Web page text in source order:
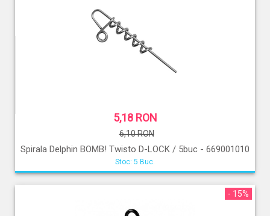
5,18 RON
6,10 RON
Spirala Delphin BOMB! Twisto D-LOCK / 5buc - 669001010
Stoc: 5 Buc.
- 15%